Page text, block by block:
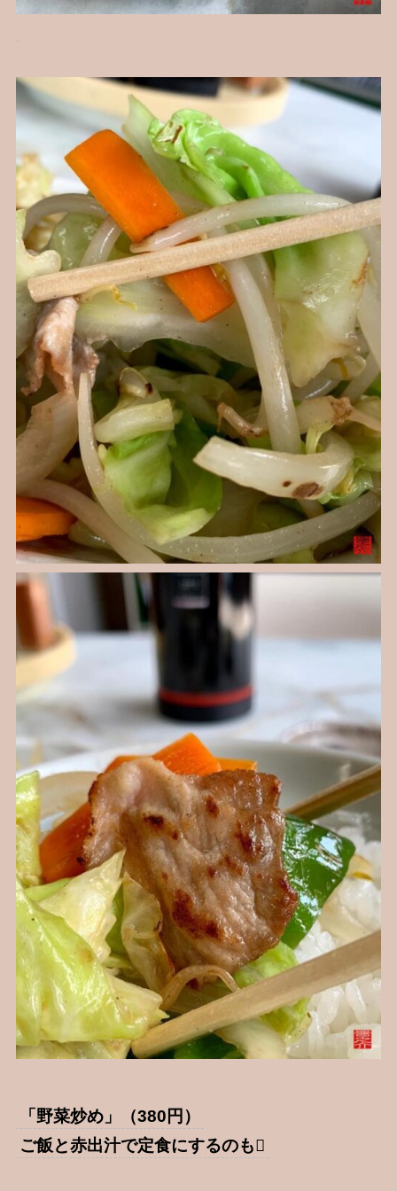
「野菜炒め」（380円）
ご飯と赤出汁で定食にするのも